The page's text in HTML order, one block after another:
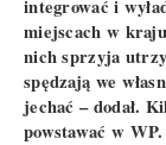
integrować i
miejscach w
nich sprzyja
spędzają we
jechać – dodał.
powstawać w WP.